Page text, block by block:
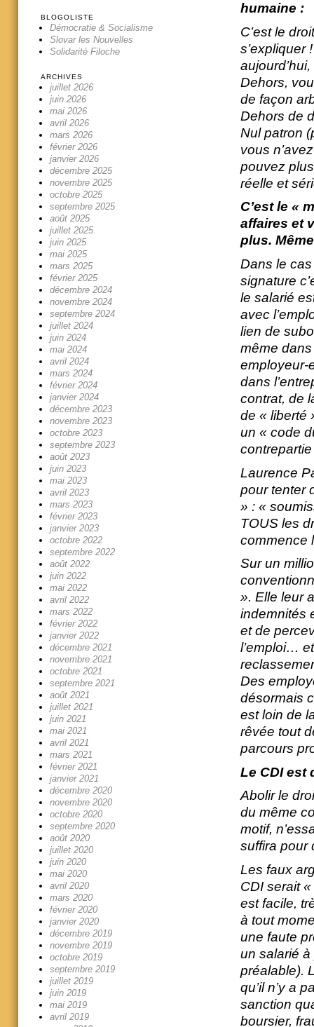
humaine :
C’est le
s’expliquer
Dehors,
de façon
Dehors de
Nul patron
vous
pouvez
réelle et
C’est le «
affaires et
plus.
Dans le
signature
le salarié
avec
lien de
même
employeur-
dans
contrat, de
de « liberté
un « code
Laurence
pour tenter
» : «
TOUS les
commence
Sur un
». Elle leur
indemnités
et de
l’emploi…
Des
désormais
est loin de
rêvée tout
parcours
Le CDI est
Abolir le
du même
motif,
suffira pour
Les faux
CDI serait
est facile,
à tout
une faute
un salarié
préalable).
qu’il n’y a
sanction
boursier,
BLOGOLISTE
Démocratie & Socialisme
Slovar les Nouvelles
Solidarité Filoche
ARCHIVES
juillet 2026
juin 2026
mai 2026
avril 2026
mars 2026
février 2026
janvier 2026
décembre 2025
novembre 2025
octobre 2025
septembre 2025
août 2025
juillet 2025
juin 2025
mai 2025
mars 2025
février 2025
décembre 2024
novembre 2024
septembre 2024
juillet 2024
juin 2024
mai 2024
avril 2024
mars 2024
février 2024
janvier 2024
décembre 2023
novembre 2023
octobre 2023
septembre 2023
août 2023
juin 2023
mai 2023
avril 2023
mars 2023
février 2023
janvier 2023
octobre 2022
septembre 2022
août 2022
juin 2022
mai 2022
avril 2022
mars 2022
février 2022
janvier 2022
décembre 2021
novembre 2021
octobre 2021
septembre 2021
août 2021
juillet 2021
juin 2021
mai 2021
avril 2021
mars 2021
février 2021
janvier 2021
décembre 2020
novembre 2020
octobre 2020
septembre 2020
août 2020
juillet 2020
juin 2020
mai 2020
avril 2020
mars 2020
février 2020
janvier 2020
décembre 2019
novembre 2019
octobre 2019
septembre 2019
juillet 2019
juin 2019
mai 2019
avril 2019